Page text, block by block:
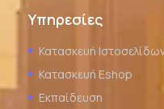
Υπηρεσίες
Κατασκευή
Κατασκευή Eshop
Εκπαίδευση